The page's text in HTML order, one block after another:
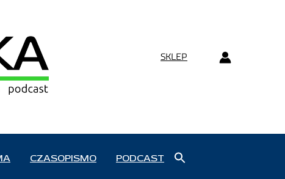
SKLEP
CZASOPISMO PODCAST